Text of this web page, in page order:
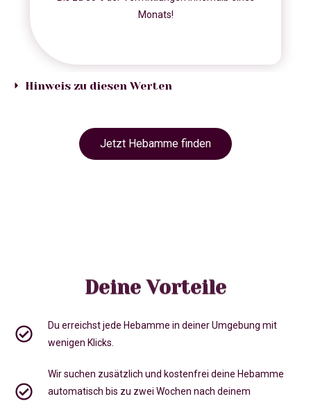
Monats!
Hinweis zu diesen Werten
Jetzt Hebamme finden
Deine Vorteile
Du erreichst jede Hebamme in deiner Umgebung mit
wenigen Klicks.
Wir suchen zusätzlich und kostenfrei deine Hebamme
automatisch bis zu zwei Wochen nach deinem